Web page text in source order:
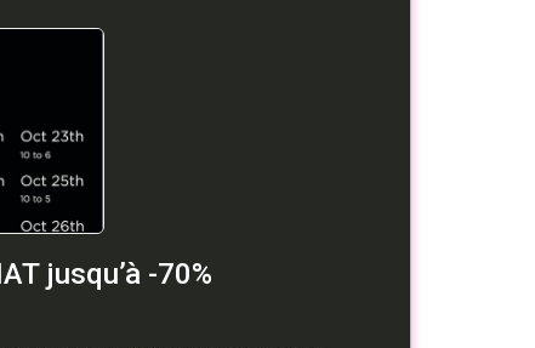
jusqu’à -70%